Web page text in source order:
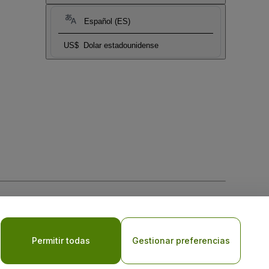
Español (ES)
US$ Dolar estadounidense
laPolítica de Privacidad para Móviles
Permitir todas Gestionar preferencias